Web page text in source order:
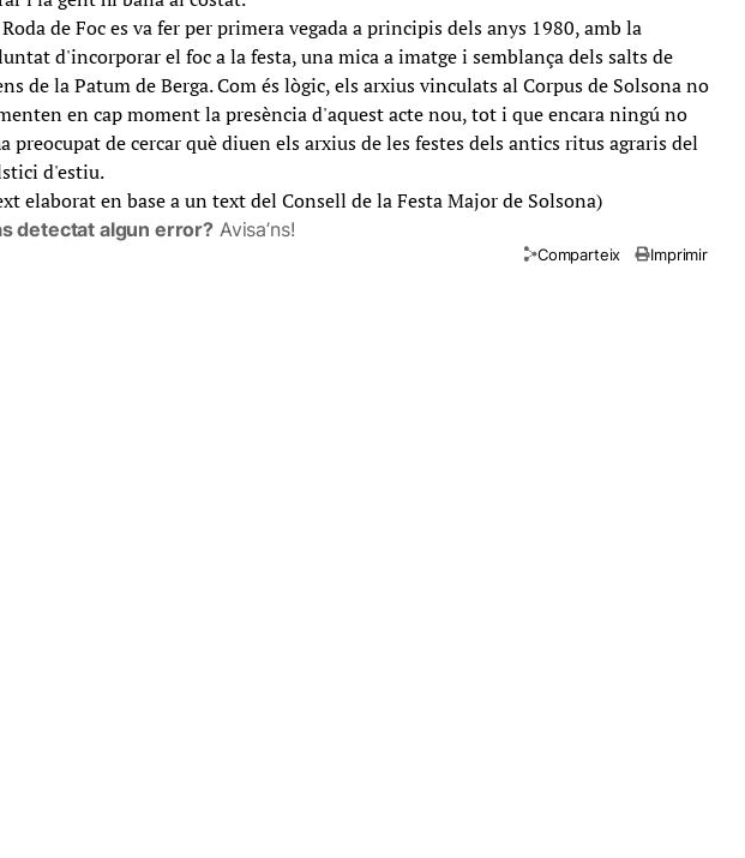
de Foc es va fer per primera vegada a principis dels anys 1980, amb la
d'incorporar el foc a la festa, una mica a imatge i semblança dels salts de
de la Patum de Berga. Com és lògic, els arxius vinculats al Corpus de Solsona no
en cap moment la presència d'aquest acte nou, tot i que encara ningú no
preocupat de cercar què diuen els arxius de les festes dels antics ritus agraris del
d'estiu.
elaborat en base a un text del Consell de la Festa Major de Solsona)
detectat algun error? Avisa’ns!
Comparteix Imprimir